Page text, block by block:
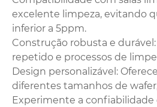
excelente limpeza, evitando
inferior a 5ppm.
Construção robusta e
repetido e processos de
Design personalizável:
diferentes tamanhos de
Experimente a confiabilidade